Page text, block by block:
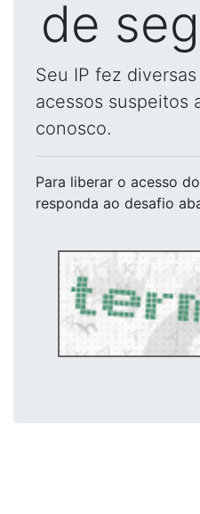
de
Seu IP fez
acessos suspeitos
conosco.
Para liberar o acesso
responda ao desafio